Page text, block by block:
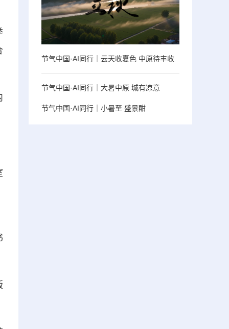
节气中国·AI同行｜云天收夏色 中原待丰收
节气中国·AI同行｜大暑中原 城有凉意
节气中国·AI同行｜小暑至 盛景酣